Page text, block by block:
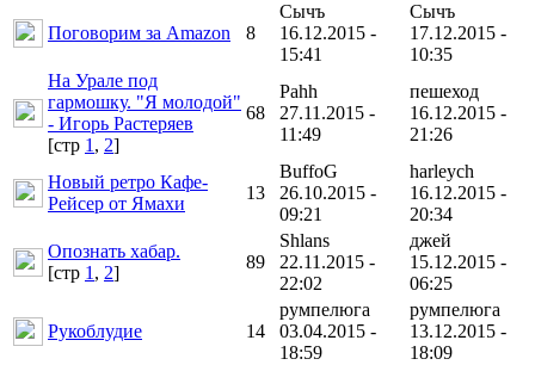
Поговорим за Amazon 8
Сычъ
16.12.2015 -
15:41
Сычъ
17.12.2015 -
10:35
На Урале под
гармошку. "Я молодой"
- Игорь Растеряев
[cтр 1, 2]
68
Pahh
27.11.2015 -
11:49
пешеход
16.12.2015 -
21:26
Новый ретро Кафе-
Рейсер от Ямахи
13
BuffoG
26.10.2015 -
09:21
harleych
16.12.2015 -
20:34
Опознать хабар.
[cтр 1, 2]
89
Shlans
22.11.2015 -
22:02
джей
15.12.2015 -
06:25
Рукоблудие 14
румпелюга
03.04.2015 -
18:59
румпелюга
13.12.2015 -
18:09